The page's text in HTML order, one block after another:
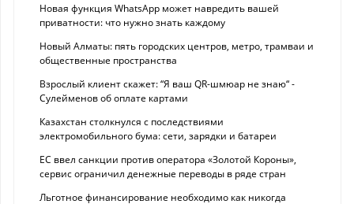
Новая функция WhatsApp может навредить вашей
приватности: что нужно знать каждому
Новый Алматы: пять городских центров, метро, трамваи и
общественные пространства
Взрослый клиент скажет: “Я ваш QR-шмюар не знаю“ -
Сулейменов об оплате картами
Казахстан столкнулся с последствиями
электромобильного бума: сети, зарядки и батареи
ЕС ввел санкции против оператора «Золотой Короны»,
сервис ограничил денежные переводы в ряде стран
Льготное финансирование необходимо как никогда